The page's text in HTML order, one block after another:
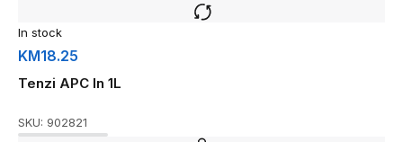
In stock
KM18.25
Tenzi APC In 1L
SKU: 902821